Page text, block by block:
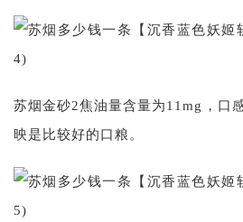
苏烟金砂2焦油量含量为11mg，口
映是比较好的口粮。